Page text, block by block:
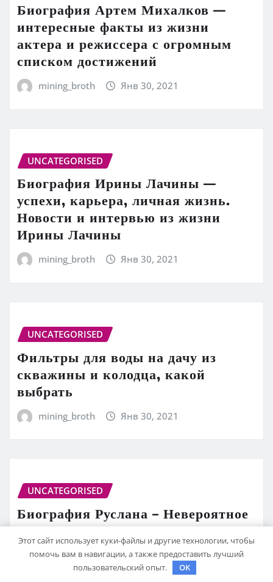
Биография Артем Михалков —
интересные факты из жизни
актера и режиссера с огромным
списком достижений
mining_broth Янв 30, 2021
UNCATEGORISED
Биография Ирины Лачины —
успехи, карьера, личная жизнь.
Новости и интервью из жизни
Ирины Лачины
mining_broth Янв 30, 2021
UNCATEGORISED
Фильтры для воды на дачу из
скважины и колодца, какой
выбрать
mining_broth Янв 30, 2021
UNCATEGORISED
Биография Руслана – Невероятное
повествование о жизни и
достижениях СМН биатлониста
Этот сайт использует куки-файлы и другие технологии, чтобы
помочь вам в навигации, а также предоставить лучший
пользовательский опыт.
OK